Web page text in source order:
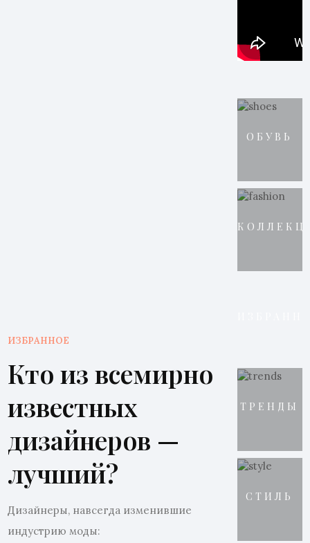
ИЗБРАННОЕ
Кто из всемирно
известных
дизайнеров —
лучший?
Дизайнеры, навсегда изменившие
индустрию моды:
ОБУВЬ
ТРЕНДЫ
СТИЛЬ